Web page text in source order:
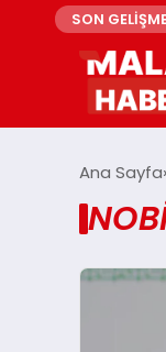
SON
Ana Sayfa